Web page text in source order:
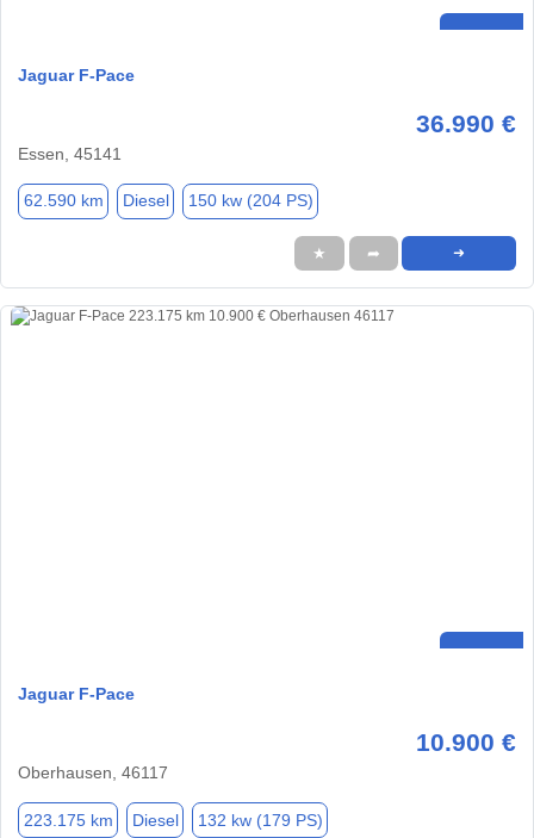
Jaguar F-Pace
36.990 €
Essen, 45141
62.590 km Diesel 150 kw (204 PS)
★ ➦ ➜
Jaguar F-Pace
10.900 €
Oberhausen, 46117
223.175 km Diesel 132 kw (179 PS)